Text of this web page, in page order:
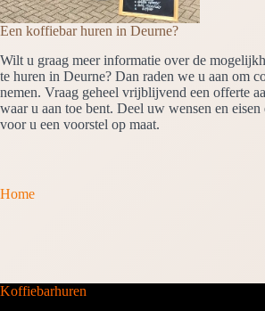
Een koffiebar huren in Deurne?
Wilt u graag meer informatie over de
te huren in Deurne? Dan raden we u aan om
nemen. Vraag geheel vrijblijvend een offerte
waar u aan toe bent. Deel uw wensen en eisen
voor u een voorstel op maat.
Home
Koffiebarhuren